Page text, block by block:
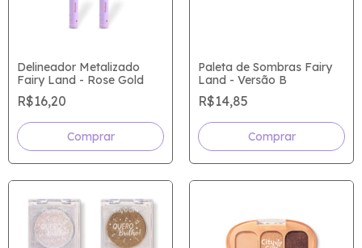
Delineador Metalizado
Fairy Land - Rose Gold
R$16,20
Paleta de Sombras Fairy
Land - Versão B
R$14,85